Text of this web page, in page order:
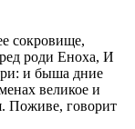
сокровище,
роди Еноха, И
и быша дние
великое и
Поживе, говорит